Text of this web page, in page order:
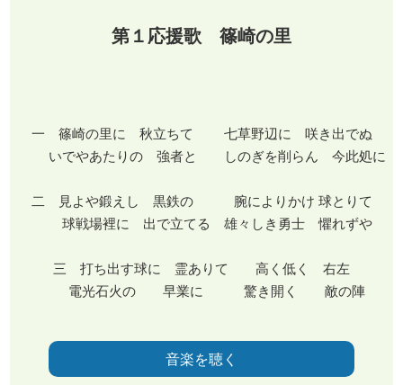
第１応援歌 篠崎の里
一 篠崎の里に 秋立ちて 七草野辺に 咲き出でぬ
いでやあたりの 強者と しのぎを削らん 今此処に
二 見よや鍛えし 黒鉄の 腕によりかけ 球とりて
球戦場裡に 出で立てる 雄々しき勇士 懼れずや
三 打ち出す球に 霊ありて 高く低く 右左
電光石火の 早業に 驚き開く 敵の陣
音楽を聴く